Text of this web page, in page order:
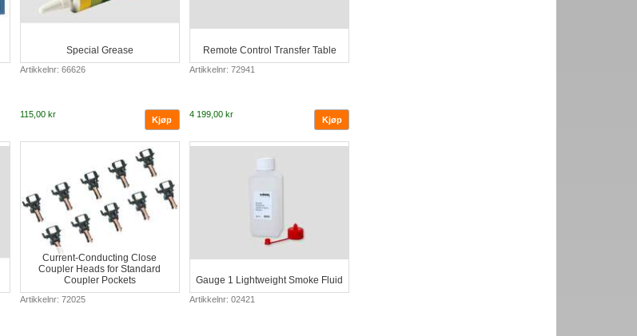
Special Grease
Artikkelnr: 66626
115,00 kr
Remote Control Transfer Table
Artikkelnr: 72941
4 199,00 kr
Current-Conducting Close
Coupler Heads for Standard
Coupler Pockets
Artikkelnr: 72025
Gauge 1 Lightweight Smoke Fluid
Artikkelnr: 02421